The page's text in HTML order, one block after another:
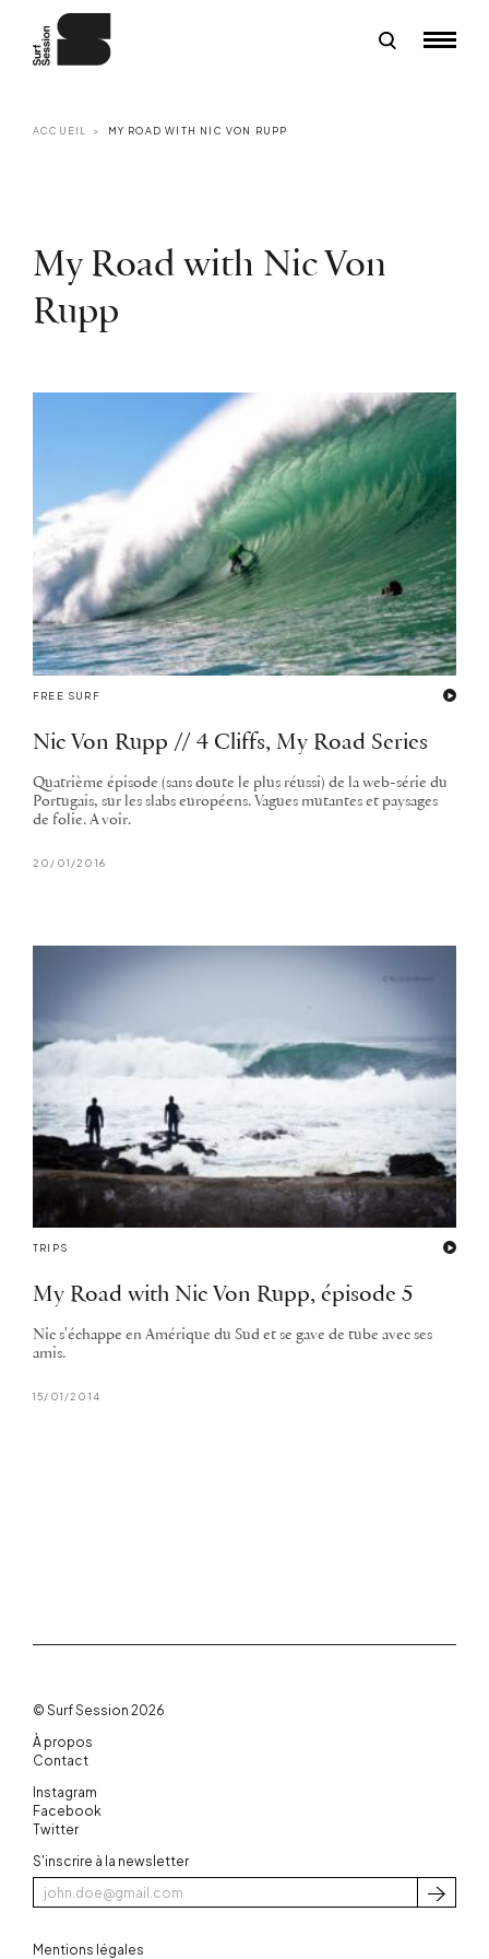
ACCUEIL MY ROAD WITH NIC VON RUPP
My Road with Nic Von
Rupp
FREE SURF
Nic Von Rupp // 4 Cliffs, My Road Series
Quatrième épisode (sans doute le plus réussi) de la web-série du
Portugais, sur les slabs européens. Vagues mutantes et paysages
de folie. A voir.
20/01/2016
TRIPS
My Road with Nic Von Rupp, épisode 5
Nic s'échappe en Amérique du Sud et se gave de tube avec ses
amis.
15/01/2014
© Surf Session 2026
À propos
Contact
Instagram
Facebook
Twitter
S'inscrire à la newsletter
Mentions légales